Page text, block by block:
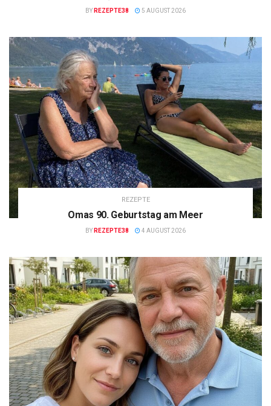
BY REZEPTE38 5 AUGUST 2026
REZEPTE
Omas 90. Geburtstag am Meer
BY REZEPTE38 4 AUGUST 2026